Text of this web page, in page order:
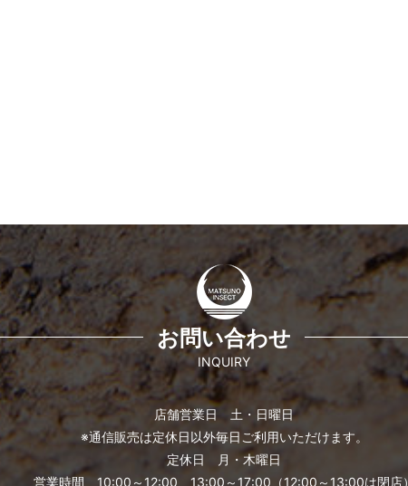
お問い合わせ
INQUIRY
店舗営業日 土・日曜日
※通信販売は定休日以外毎日ご利用いただけます。
定休日 月・木曜日
営業時間 10:00～12:00、13:00～17:00（12:00～13:00は閉店）